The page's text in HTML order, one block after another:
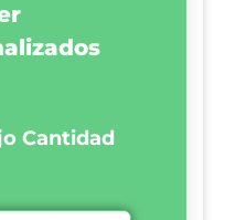
Cantidad